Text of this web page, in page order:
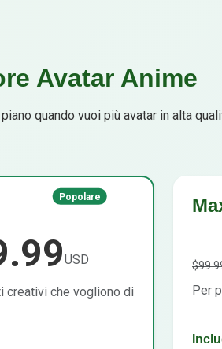
Avatar Anime
quando vuoi più avatar in alta
Popolare
USD
creativi che vogliono di
Per